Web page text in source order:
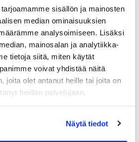
sisällön ja mainosten
median ominaisuuksien
analysoimiseen. Lisäksi
mainosalan ja analytiikka-
tietoja siitä, miten käytät
voivat yhdistää näitä
joita olet antanut heille tai joita on
heidän palvelujaan.
Näytä tiedot
Kun asioita lähdetään
rapsuttelemaan, voi
mahdoton aikataulu,
huono johtaminen tai
työntekijän hyvinvointia ja
vastuunkantoa osoittaa
uskaltaa haastaa, mutta
esimerkiksi